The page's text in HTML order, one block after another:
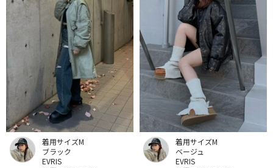
着用サイズM
ブラック
EVRIS
着用サイズM
ベージュ
EVRIS